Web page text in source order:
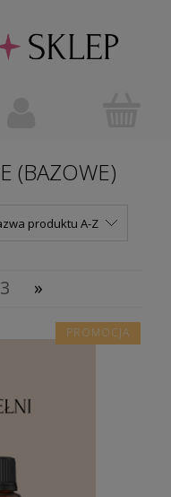
(BAZOWE)
produktu A-Z
3 »
PROMOCJA